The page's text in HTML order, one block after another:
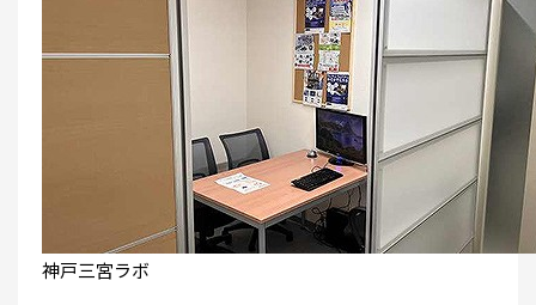
神戸三宮ラボ